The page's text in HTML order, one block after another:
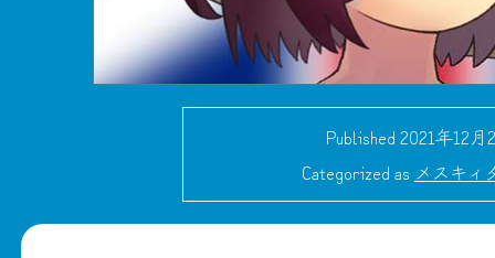
Published 2021年12月
Categorized as メスキィ